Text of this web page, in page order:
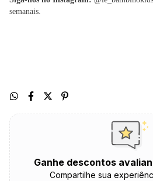
semanais.
Ganhe descontos
Compartilhe sua